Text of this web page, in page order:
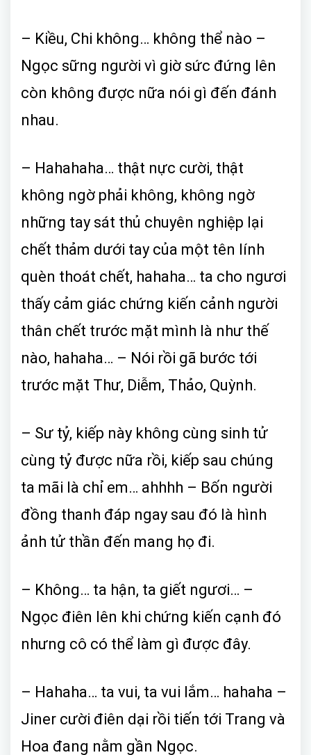
– Kiều, Chi không… không thể nào –
Ngọc sững người vì giờ sức đứng lên
còn không được nữa nói gì đến đánh
nhau.
– Hahahaha… thật nực cười, thật
không ngờ phải không, không ngờ
những tay sát thủ chuyên nghiệp lại
chết thảm dưới tay của một tên lính
quèn thoát chết, hahaha… ta cho ngươi
thấy cảm giác chứng kiến cảnh người
thân chết trước mặt mình là như thế
nào, hahaha… – Nói rồi gã bước tới
trước mặt Thư, Diễm, Thảo, Quỳnh.
– Sư tỷ, kiếp này không cùng sinh tử
cùng tỷ được nữa rồi, kiếp sau chúng
ta mãi là chỉ em… ahhhh – Bốn người
đồng thanh đáp ngay sau đó là hình
ảnh tử thần đến mang họ đi.
– Không… ta hận, ta giết ngươi… –
Ngọc điên lên khi chứng kiến cạnh đó
nhưng cô có thể làm gì được đây.
– Hahaha… ta vui, ta vui lắm… hahaha –
Jiner cười điên dại rồi tiến tới Trang và
Hoa đang nằm gần Ngọc.